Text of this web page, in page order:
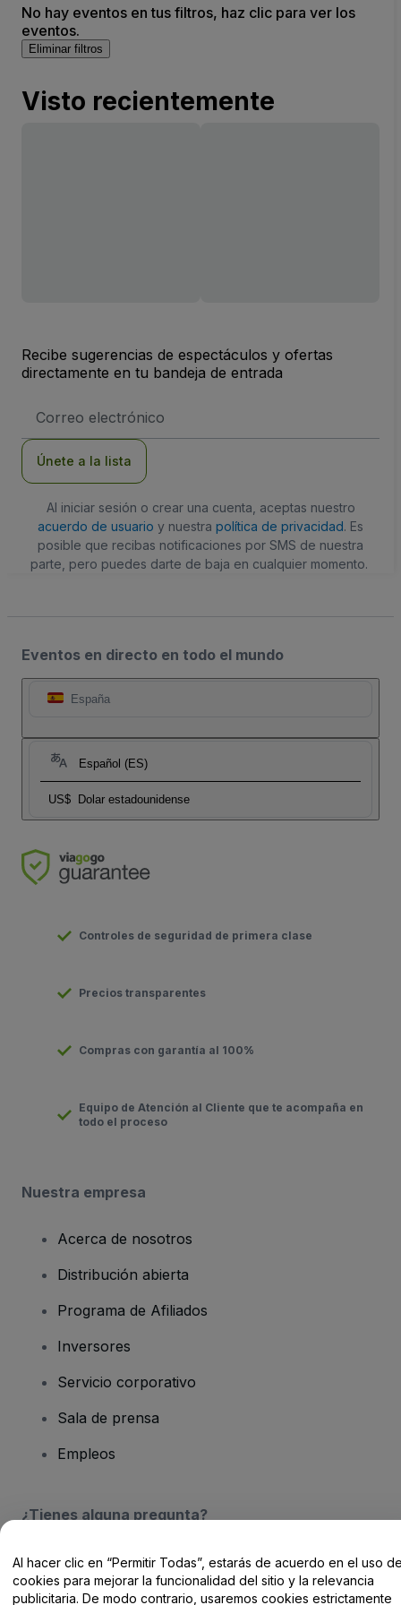
No hay eventos en tus filtros, haz clic para ver los
eventos.
Eliminar filtros
Visto recientemente
Recibe sugerencias de espectáculos y ofertas
directamente en tu bandeja de entrada
de
Únete a la lista
Al iniciar sesión o crear una cuenta, aceptas nuestro
acuerdo de usuario y nuestra política de privacidad. Es
posible que recibas notificaciones por SMS de nuestra
parte, pero puedes darte de baja en cualquier momento.
Eventos en directo en todo el mundo
España
Español (ES)
US$ Dolar estadounidense
Controles de seguridad de primera clase
Precios transparentes
Compras con garantía al 100%
Equipo de Atención al Cliente que te acompaña en
todo el proceso
Nuestra empresa
Acerca de nosotros
Distribución abierta
Programa de Afiliados
Inversores
Servicio corporativo
Sala de prensa
Empleos
¿Tienes alguna pregunta?
Centro de Ayuda / Contacto
Al hacer clic en “Permitir Todas”, estarás de acuerdo en el uso
cookies para mejorar la funcionalidad del sitio y la relevancia
publicitaria. De modo contrario, usaremos cookies estrictamente